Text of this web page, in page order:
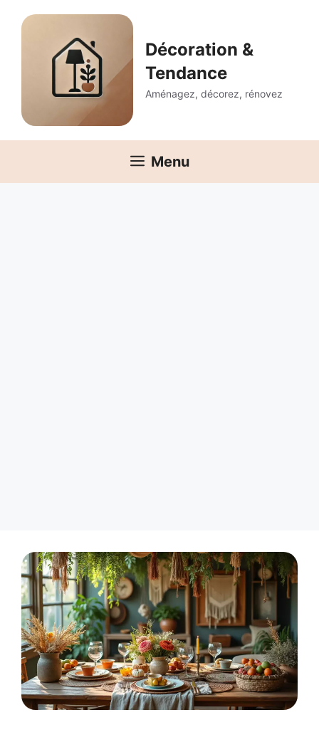
Décoration &
Tendance
Aménagez, décorez, rénovez
Menu